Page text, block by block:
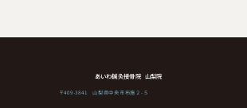
あいわ鍼灸接骨院 山梨院
〒409-3841 山梨県中央市布施２-５